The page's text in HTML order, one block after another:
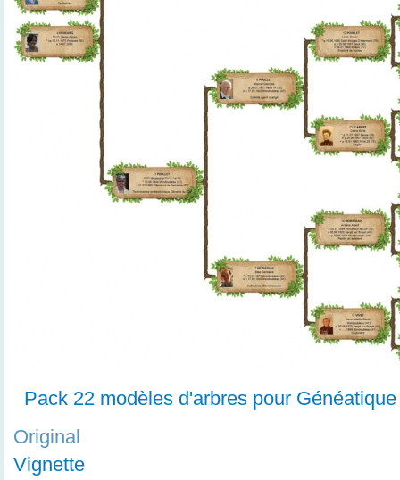
Pack 22 modèles d'arbres pour Généatique
Original
Vignette